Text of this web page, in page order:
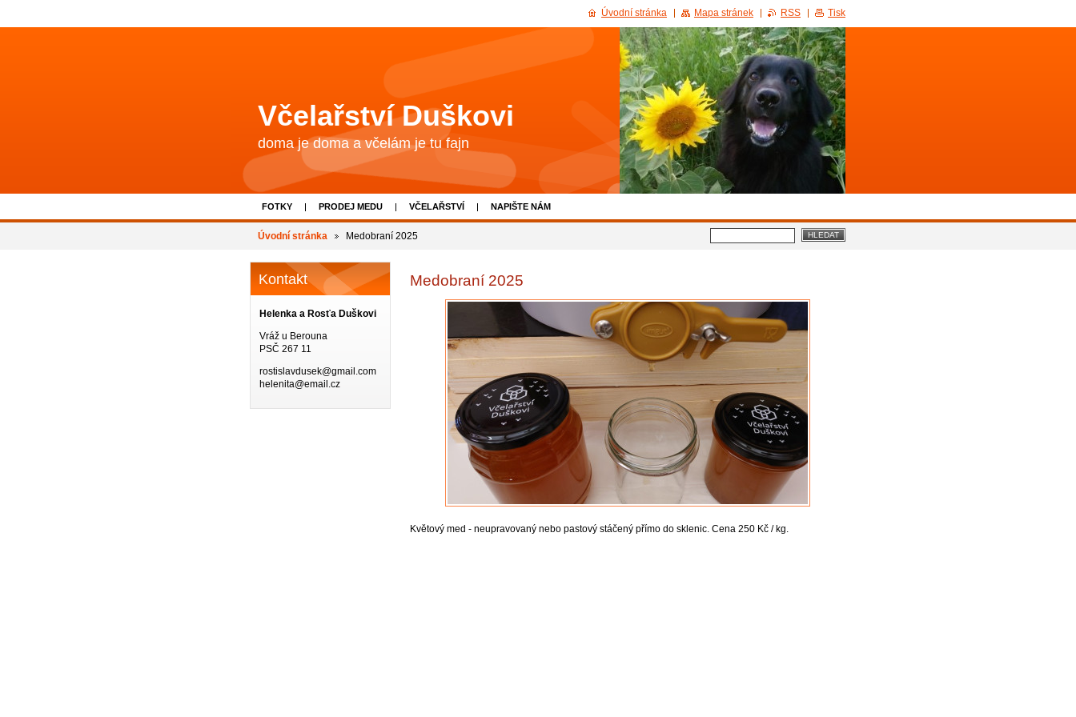
Včelařství Duškovi
doma je doma a včelám je tu fajn
FOTKY PRODEJ MEDU VČELAŘSTVÍ NAPIŠTE NÁM
Úvodní stránka Medobraní 2025
Medobraní 2025
Květový med - neupravovaný nebo pastový stáčený přímo do sklenic. Cena 250 Kč / kg.
Kontakt
Helenka a Rosťa Duškovi
Vráž u Berouna
PSČ 267 11
rostislavdusek@gmail.com
helenita@email.cz
Úvodní stránka Mapa stránek RSS Tisk